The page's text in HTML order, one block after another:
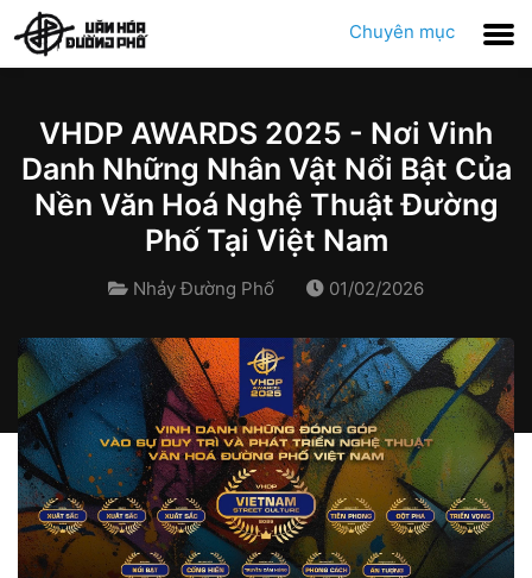
Chuyên mục
VHDP AWARDS 2025 - Nơi Vinh
Danh Những Nhân Vật Nổi Bật Của
Nền Văn Hoá Nghệ Thuật Đường
Phố Tại Việt Nam
Nhảy Đường Phố 01/02/2026